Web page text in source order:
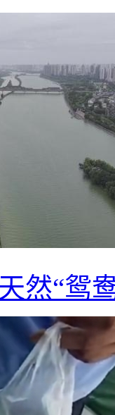
然“鸳